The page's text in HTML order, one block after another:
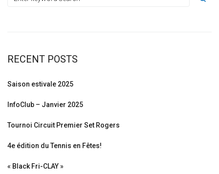
RECENT POSTS
Saison estivale 2025
InfoClub – Janvier 2025
Tournoi Circuit Premier Set Rogers
4e édition du Tennis en Fêtes!
« Black Fri-CLAY »